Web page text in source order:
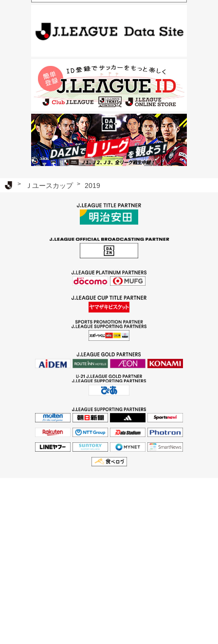
Ｊリーグ TOP
Ｊユースカップ 2019